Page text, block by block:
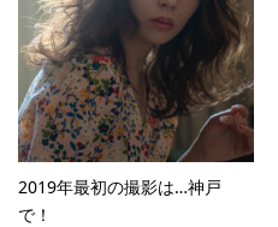
2019年最初の撮影は…神戸
で！